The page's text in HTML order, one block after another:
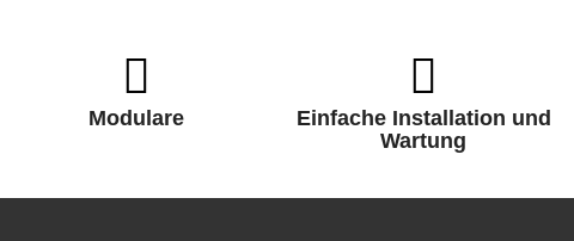
Modulare
Einfache Installation und
Wartung